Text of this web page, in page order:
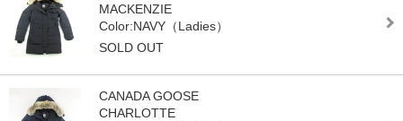
MACKENZIE
Color:NAVY（Ladies）
SOLD OUT
CANADA GOOSE
CHARLOTTE